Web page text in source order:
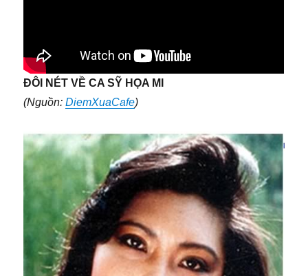
ĐÔI NÉT VỀ CA SỸ HỌA MI
(Nguồn:DiemXuaCafe)